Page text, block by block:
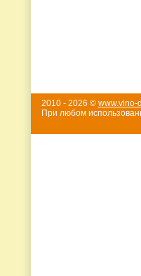
2010 - 2026 © www.vino-
При любом